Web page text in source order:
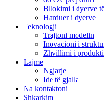
Bllokimi i dyerve
Harduer i dyerve
Teknologji
Trajtoni modelin
Inovacioni i
Zhvillimi i
Lajme
Ngjarje
Ide të gjalla
Na kontaktoni
Shkarkim